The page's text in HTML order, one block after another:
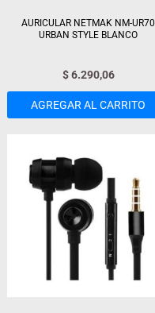
AURICULAR NETMAK NM-UR70
URBAN STYLE BLANCO
$6.290,06
AGREGAR AL CARRITO